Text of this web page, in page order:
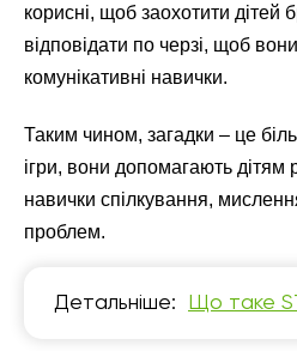
корисні, щоб заохотити дітей
відповідати по черзі, щоб
комунікативні навички.
Таким чином, загадки – це
ігри, вони допомагають дітям
навички спілкування,
проблем.
Детальніше: Що таке